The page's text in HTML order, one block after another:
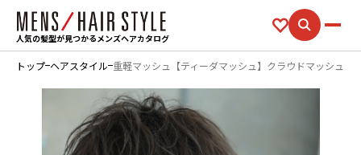
人気の髪型が見つかるメンズヘアカタログ
トップ ヘアスタイル 重軽マッシュ【ティーダマッシュ】クラウドマッシュ